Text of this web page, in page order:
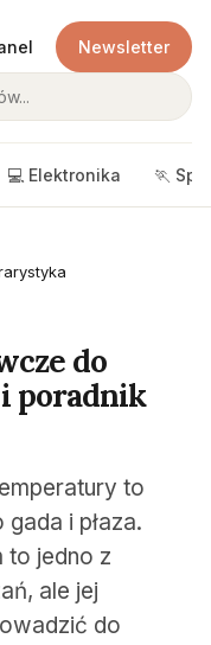
Newsletter
💻 Elektronika 🏃
do
poradnik
to
i płaza.
to jedno z
ale jej
do